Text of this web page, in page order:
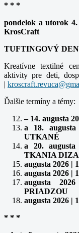
* * *
pondelok a utorok 4.
KrosCraft
TUFTINGOVÝ
Kreatívne textilné
aktivity pre deti,
|
Ďalšie termíny a témy:
– 14. augusta
a 18.
UTKANÉ
a 20.
TKANIA
augusta 2026 |
augusta 2026 |
augusta
PRIADZOU
augusta 2026 |
* * *